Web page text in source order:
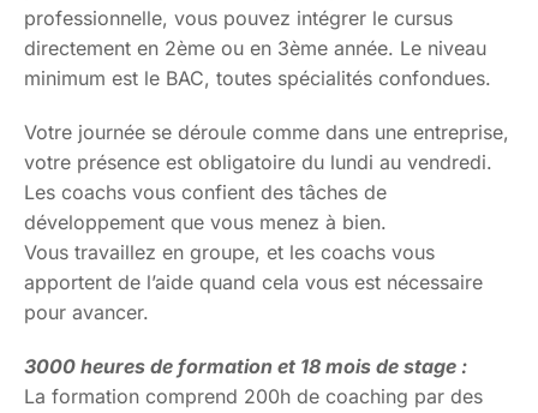
professionnelle, vous pouvez intégrer le cursus
directement en 2ème ou en 3ème année. Le niveau
minimum est le BAC, toutes spécialités confondues.
Votre journée se déroule comme dans une entreprise,
votre présence est obligatoire du lundi au vendredi.
Les coachs vous confient des tâches de
développement que vous menez à bien.
Vous travaillez en groupe, et les coachs vous
apportent de l’aide quand cela vous est nécessaire
pour avancer.
3000 heures de formation et 18 mois de stage :
La formation comprend 200h de coaching par des